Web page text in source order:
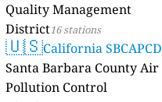
Quality Management
District16 stations
🇺🇸California SBCAPCD
Santa Barbara County Air
Pollution Control